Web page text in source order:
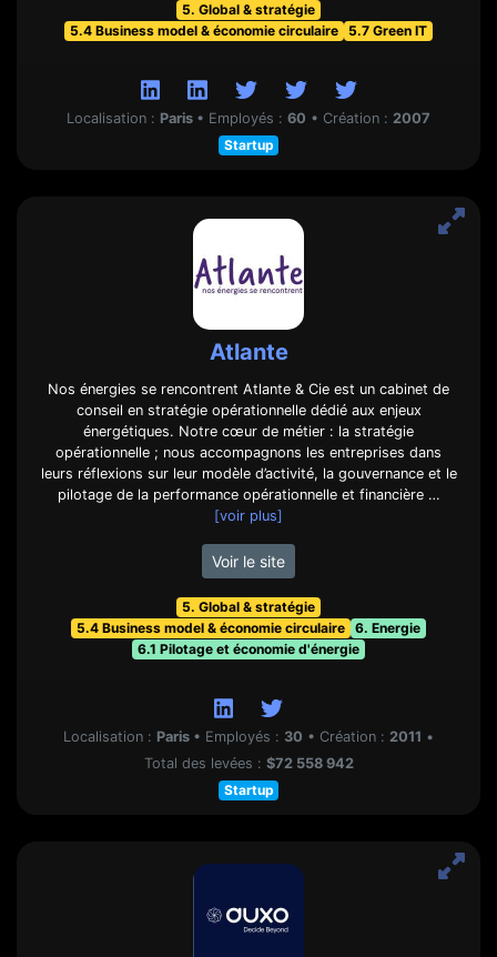
5. Global & stratégie
5.4 Business model & économie circulaire
5.7 Green IT
Localisation : Paris • Employés : 60 • Création : 2007
Startup
Atlante
Nos énergies se rencontrent Atlante & Cie est un cabinet de
conseil en stratégie opérationnelle dédié aux enjeux
énergétiques. Notre cœur de métier : la stratégie
opérationnelle ; nous accompagnons les entreprises dans
leurs réflexions sur leur modèle d’activité, la gouvernance et le
pilotage de la performance opérationnelle et financière …
[voir plus]
Voir le site
5. Global & stratégie
5.4 Business model & économie circulaire
6. Energie
6.1 Pilotage et économie d'énergie
Localisation : Paris • Employés : 30 • Création : 2011 •
Total des levées : $72 558 942
Startup